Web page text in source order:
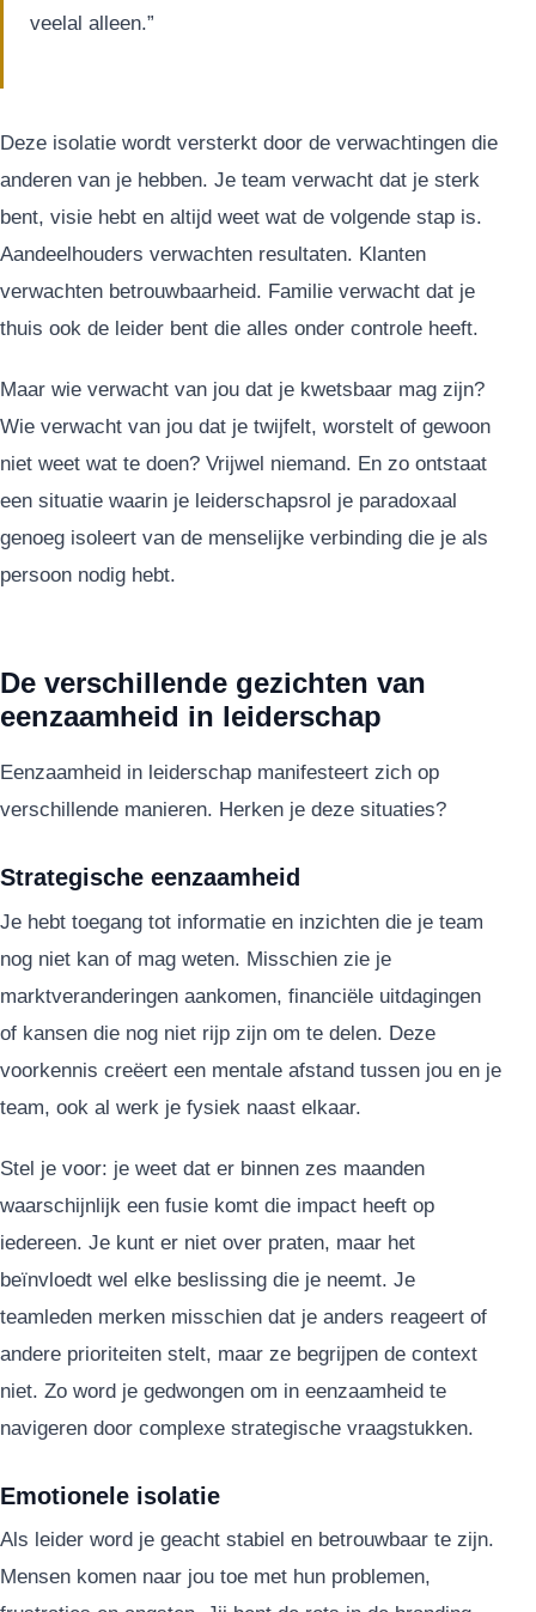
veelal alleen.”
Deze isolatie wordt versterkt door de verwachtingen die
anderen van je hebben. Je team verwacht dat je sterk
bent, visie hebt en altijd weet wat de volgende stap is.
Aandeelhouders verwachten resultaten. Klanten
verwachten betrouwbaarheid. Familie verwacht dat je
thuis ook de leider bent die alles onder controle heeft.
Maar wie verwacht van jou dat je kwetsbaar mag zijn?
Wie verwacht van jou dat je twijfelt, worstelt of gewoon
niet weet wat te doen? Vrijwel niemand. En zo ontstaat
een situatie waarin je leiderschapsrol je paradoxaal
genoeg isoleert van de menselijke verbinding die je als
persoon nodig hebt.
De verschillende gezichten van
eenzaamheid in leiderschap
Eenzaamheid in leiderschap manifesteert zich op
verschillende manieren. Herken je deze situaties?
Strategische eenzaamheid
Je hebt toegang tot informatie en inzichten die je team
nog niet kan of mag weten. Misschien zie je
marktveranderingen aankomen, financiële uitdagingen
of kansen die nog niet rijp zijn om te delen. Deze
voorkennis creëert een mentale afstand tussen jou en je
team, ook al werk je fysiek naast elkaar.
Stel je voor: je weet dat er binnen zes maanden
waarschijnlijk een fusie komt die impact heeft op
iedereen. Je kunt er niet over praten, maar het
beïnvloedt wel elke beslissing die je neemt. Je
teamleden merken misschien dat je anders reageert of
andere prioriteiten stelt, maar ze begrijpen de context
niet. Zo word je gedwongen om in eenzaamheid te
navigeren door complexe strategische vraagstukken.
Emotionele isolatie
Als leider word je geacht stabiel en betrouwbaar te zijn.
Mensen komen naar jou toe met hun problemen,